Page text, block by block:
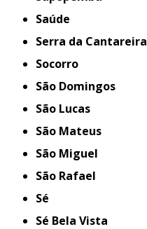
Saúde
Serra da Cantareira
Socorro
São Domingos
São Lucas
São Mateus
São Miguel
São Rafael
Sé
Sé Bela Vista